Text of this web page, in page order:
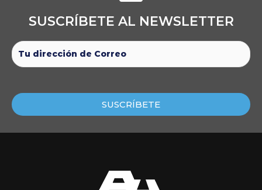
SUSCRÍBETE AL NEWSLETTER​